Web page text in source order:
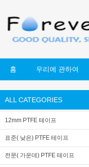
홈 우리에 관하여
ALL CATEGORIES
12mm PTFE 테이프
표준( 낮은) PTFE 테이프
전문( 가운데) PTFE 테이프